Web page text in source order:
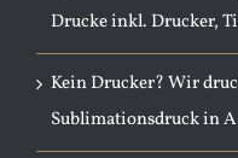
Drucke inkl. Drucker,
Kein Drucker? Wir
Sublimationsdruck in